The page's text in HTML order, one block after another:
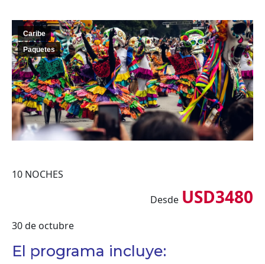
Caribe
Paquetes
10 NOCHES
Desde USD3480
30 de octubre
El programa incluye: